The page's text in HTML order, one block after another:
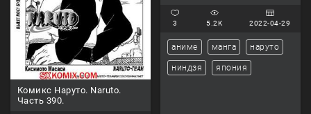
Комикс Наруто. Naruto.
Часть 390.
3 5.2K 2022-04-29
аниме манга наруто
ниндзя япония